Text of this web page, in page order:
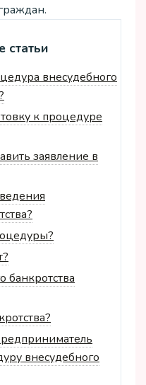
статьи
внесудебного
к процедуре
заявление в
банкротства
внесудебного